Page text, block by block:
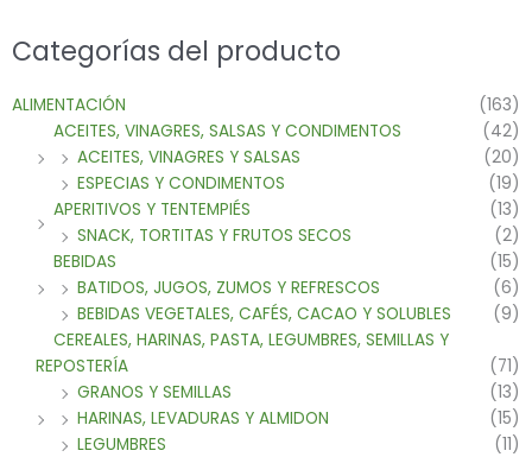
Categorías del producto
ALIMENTACIÓN
(163)
ACEITES, VINAGRES, SALSAS Y CONDIMENTOS
(42)
ACEITES, VINAGRES Y SALSAS
(20)
ESPECIAS Y CONDIMENTOS
(19)
APERITIVOS Y TENTEMPIÉS
(13)
SNACK, TORTITAS Y FRUTOS SECOS
(2)
BEBIDAS
(15)
BATIDOS, JUGOS, ZUMOS Y REFRESCOS
(6)
BEBIDAS VEGETALES, CAFÉS, CACAO Y SOLUBLES
(9)
CEREALES, HARINAS, PASTA, LEGUMBRES, SEMILLAS Y
REPOSTERÍA
(71)
GRANOS Y SEMILLAS
(13)
HARINAS, LEVADURAS Y ALMIDON
(15)
LEGUMBRES
(11)